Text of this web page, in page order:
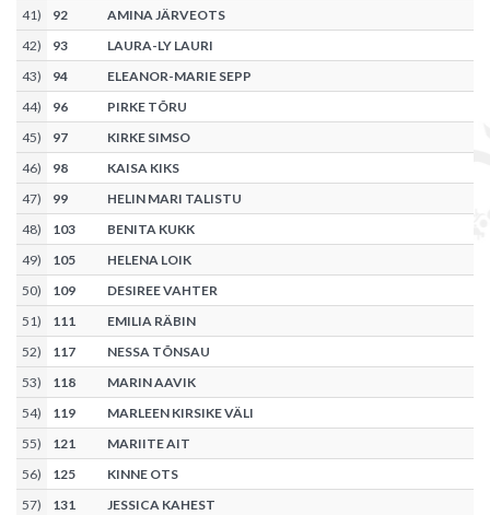
41) 92
AMINA JÄRVEOTS
42) 93
LAURA-LY LAURI
43) 94
ELEANOR-MARIE SEPP
44) 96
PIRKE TÕRU
45) 97
KIRKE SIMSO
46) 98
KAISA KIKS
47) 99
HELIN MARI TALISTU
48) 103
BENITA KUKK
49) 105
HELENA LOIK
50) 109
DESIREE VAHTER
51) 111
EMILIA RÄBIN
52) 117
NESSA TÕNSAU
53) 118
MARIN AAVIK
54) 119
MARLEEN KIRSIKE VÄLI
55) 121
MARIITE AIT
56) 125
KINNE OTS
57) 131
JESSICA KAHEST